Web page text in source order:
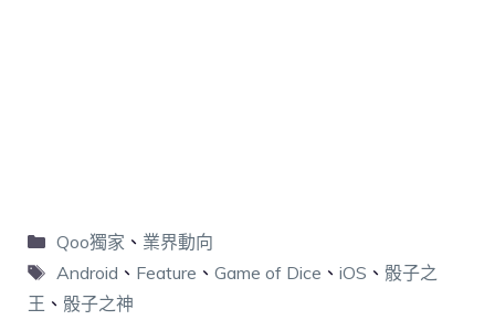
Qoo獨家 、 業界動向
Android 、 Feature 、 Game of Dice 、 iOS 、 骰子之
王 、 骰子之神